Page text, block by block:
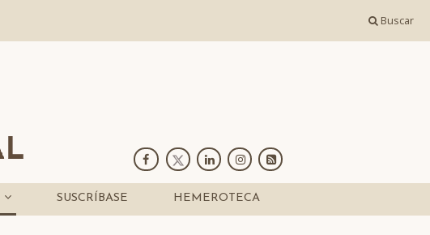
Buscar
SUSCRÍBASE HEMEROTECA